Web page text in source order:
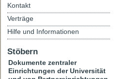
Kontakt
Verträge
Hilfe und Informationen
Stöbern
Dokumente zentraler
Einrichtungen der Universität